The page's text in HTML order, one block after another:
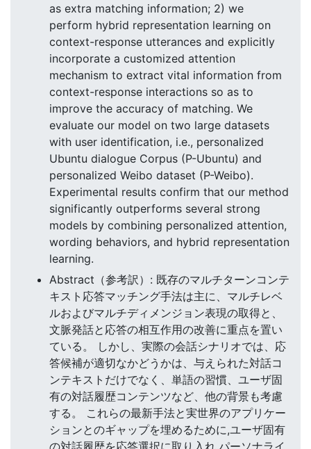
as extra matching information; 2) we
perform hybrid representation learning on
context-response utterances and explicitly
incorporate a customized attention
mechanism to extract vital information from
context-response interactions so as to
improve the accuracy of matching. We
evaluate our model on two large datasets
with user identification, i.e., personalized
Ubuntu dialogue Corpus (P-Ubuntu) and
personalized Weibo dataset (P-Weibo).
Experimental results confirm that our method
significantly outperforms several strong
models by combining personalized attention,
wording behaviors, and hybrid representation
learning.
Abstract（参考訳）: 既存のマルチターンコンテ
キスト応答マッチング手法は主に、マルチレベ
ルおよびマルチディメンジョン表現の取得と、
文脈発話と応答の相互作用の改善に重点を置い
ている。 しかし、実際の会話シナリオでは、応
答候補が適切なかどうかは、与えられた対話コ
ンテキストだけでなく、単語の習慣、ユーザ固
有の対話履歴コンテンツなど、他の背景も考慮
する。 これらの最新手法と実世界のアプリケー
ションとのギャップを埋めるために,ユーザ固有